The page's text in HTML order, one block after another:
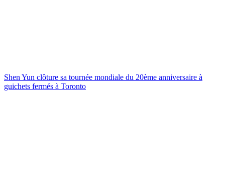
Shen Yun clôture sa tournée mondiale du 20ème anniversaire à
guichets fermés à Toronto